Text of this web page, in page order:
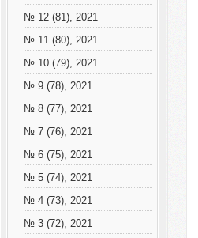
№ 12 (81), 2021
№ 11 (80), 2021
№ 10 (79), 2021
№ 9 (78), 2021
№ 8 (77), 2021
№ 7 (76), 2021
№ 6 (75), 2021
№ 5 (74), 2021
№ 4 (73), 2021
№ 3 (72), 2021